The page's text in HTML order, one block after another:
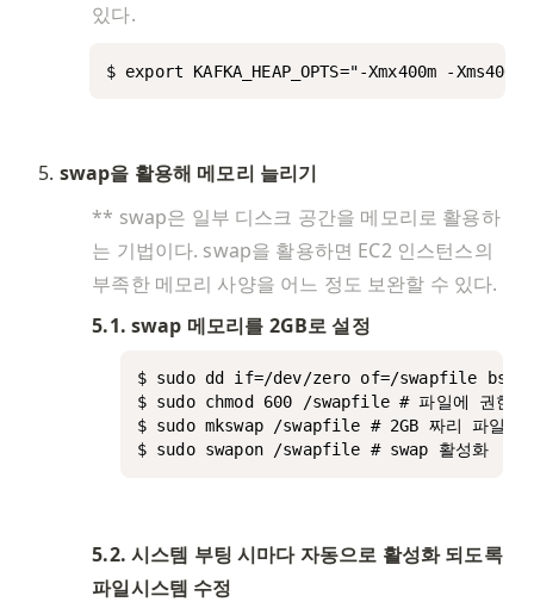
있다.
$ export KAFKA_HEAP_OPTS="-Xmx400m -Xms400m"
swap을 활용해 메모리 늘리기
** swap은 일부 디스크 공간을 메모리로 활용하
는 기법이다. swap을 활용하면 EC2 인스턴스의
부족한 메모리 사양을 어느 정도 보완할 수 있다.
5.1. swap 메모리를 2GB로 설정
$ sudo dd if=/dev/zero of=/swapfile
$ sudo chmod 600 /swapfile # 파일에 권한
$ sudo mkswap /swapfile # 2GB 짜리 파일을
$ sudo swapon /swapfile # swap 활성화
5.2. 시스템 부팅 시마다 자동으로 활성화 되도록
파일시스템 수정